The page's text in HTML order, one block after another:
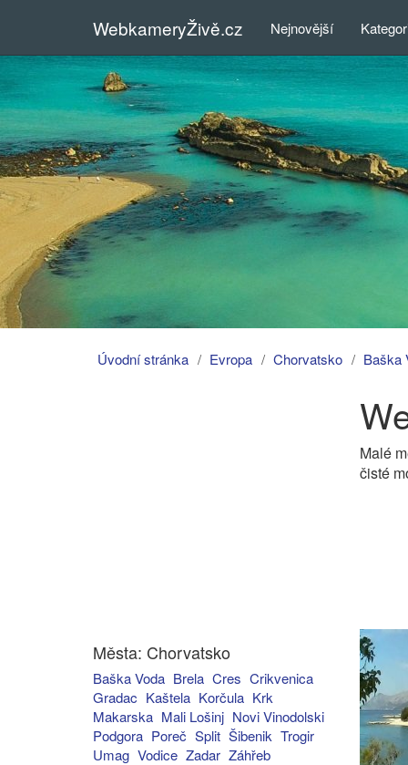
WebkameryŽivě.cz Nejnovější
Úvodní stránka Evropa Chorvatsko Baška
Města: Chorvatsko
Baška Voda Brela Cres Crikvenica
Gradac Kaštela Korčula Krk
Makarska Mali Lošinj Novi Vinodolski
Podgora Poreč Split Šibenik Trogir
Umag Vodice Zadar Záhřeb
Malé
čisté